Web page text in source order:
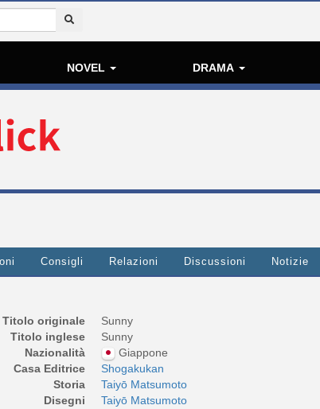
NOVEL DRAMA
Consigli Relazioni Discussioni Notizie
Titolo originale
Sunny
Titolo inglese
Sunny
Nazionalità
Giappone
Casa Editrice
Shogakukan
Storia
Taiyō Matsumoto
Disegni
Taiyō Matsumoto